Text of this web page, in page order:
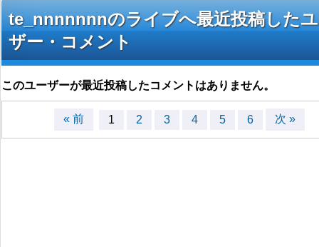
te_nnnnnnnのライブへ最近投稿した
ザー・コメント
このユーザーが最近投稿したコメントはありません。
« 前 1 2 3 4 5 6 次 »